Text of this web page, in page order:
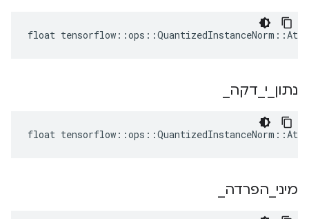
float
נתון י דקה
float
מיני הפרדה